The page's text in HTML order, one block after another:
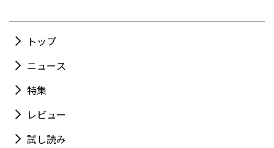
トップ
ニュース
特集
レビュー
試し読み